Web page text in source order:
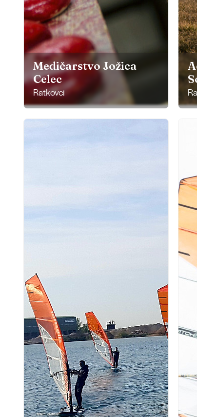
Medičarstvo Jožica
Celec
Ratkovci